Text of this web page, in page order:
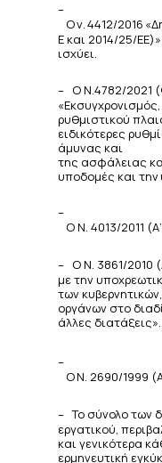
–
Ον.4412/2016
Εκαι 2014/25/ΕΕ)»
ισχύει.
– Ο Ν.4782/2021
ρυθμιστικού
ειδικότερες
άμυνας και
της ασφάλειας
υποδομές και την
–
ΟΝ. 4013/2011 (Α’
– Ο Ν. 3861/2010
με την
των
οργάνων στο
άλλες διατάξεις».
–
ΟΝ. 2690/1999
– Το σύνολο των
εργατικού,
και γενικότερα
ερμηνευτική